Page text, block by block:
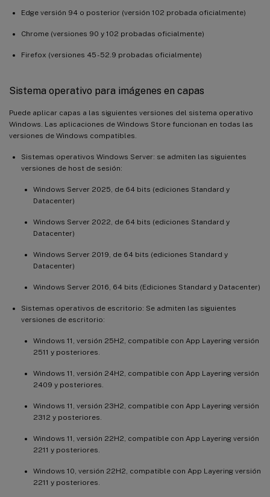
Edge versión 94 o posterior (versión 102 probada oficialmente)
Chrome (versiones 90 y 102 probadas oficialmente)
Firefox (versiones 45 - 52.9 probadas oficialmente)
Sistema operativo para imágenes en capas
Puede aplicar capas a las siguientes versiones del sistema operativo
Windows. Las aplicaciones de Windows Store funcionan en todas las
versiones de Windows compatibles.
Sistemas operativos Windows Server: se admiten las siguientes
versiones de host de sesión:
Windows Server 2025, de 64 bits (ediciones Standard y
Datacenter)
Windows Server 2022, de 64 bits (ediciones Standard y
Datacenter)
Windows Server 2019, de 64 bits (ediciones Standard y
Datacenter)
Windows Server 2016, 64 bits (Ediciones Standard y Datacenter)
Sistemas operativos de escritorio: Se admiten las siguientes
versiones de escritorio:
Windows 11, versión 25H2, compatible con App Layering versión
2511 y posteriores.
Windows 11, versión 24H2, compatible con App Layering versión
2409 y posteriores.
Windows 11, versión 23H2, compatible con App Layering versión
2312 y posteriores.
Windows 11, versión 22H2, compatible con App Layering versión
2211 y posteriores.
Windows 10, versión 22H2, compatible con App Layering versión
2211 y posteriores.